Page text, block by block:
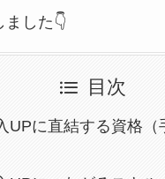
ました👇
目次
UPに直結する資格（